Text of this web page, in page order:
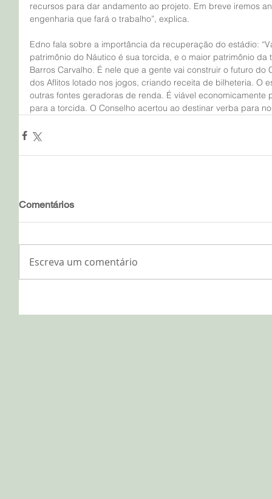
recursos para dar andamento ao projeto. Em breve iremos
engenharia que fará o trabalho”, explica.
Edno fala sobre a importância da recuperação do estádio:
patrimônio do Náutico é sua torcida, e o maior patrimônio
Barros Carvalho. É nele que a gente vai construir o futuro do
dos Aflitos lotado nos jogos, criando receita de bilheteria. O
outras fontes geradoras de renda. É viável
para a torcida. O Conselho acertou ao destinar verba para
Comentários
Escreva um comentário